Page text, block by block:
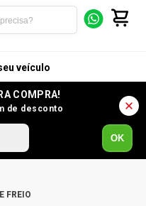
veículo
COMPRA!
de desconto
OK
FREIO